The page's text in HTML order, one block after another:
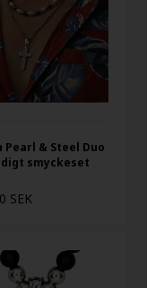
Pearl & Steel Duo
smyckeset
SEK